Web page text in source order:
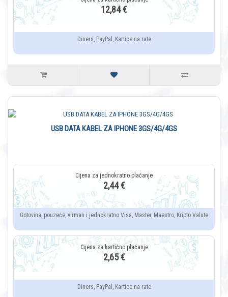
12,84 €
Diners, PayPal, Kartice na rate
USB DATA KABEL ZA IPHONE 3GS/4G/4GS
2,44 €
Gotovina, pouzeće, virman i jednokratno Visa, Master, Maestro, Kripto Valute
2,65 €
Diners, PayPal, Kartice na rate